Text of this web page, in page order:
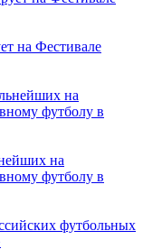
на Фестивале
на
футболу в